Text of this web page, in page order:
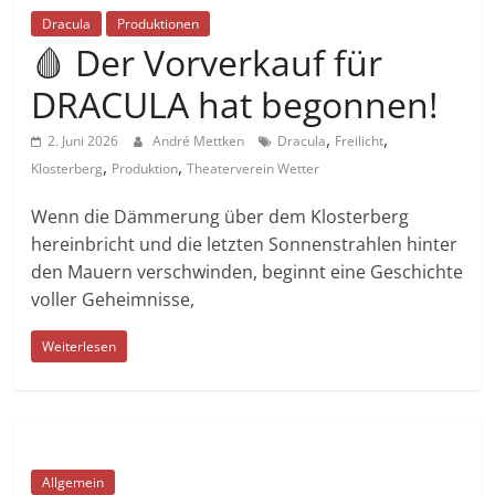
Dracula Produktionen
🩸 Der Vorverkauf für
DRACULA hat begonnen!
2. Juni 2026 André Mettken Dracula, Freilicht,
Klosterberg, Produktion,Theaterverein Wetter
Wenn die Dämmerung über dem Klosterberg
hereinbricht und die letzten Sonnenstrahlen hinter
den Mauern verschwinden, beginnt eine Geschichte
voller Geheimnisse,
Weiterlesen
Allgemein